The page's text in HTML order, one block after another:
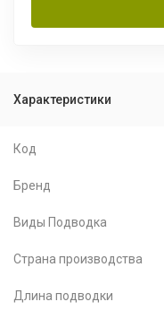
Характеристики
Код
Бренд
Виды Подводка
Страна производства
Длина подводки